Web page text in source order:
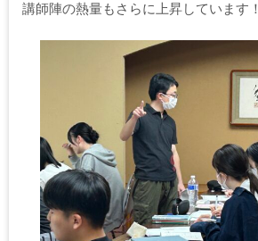
講師陣の熱量もさらに上昇しています！